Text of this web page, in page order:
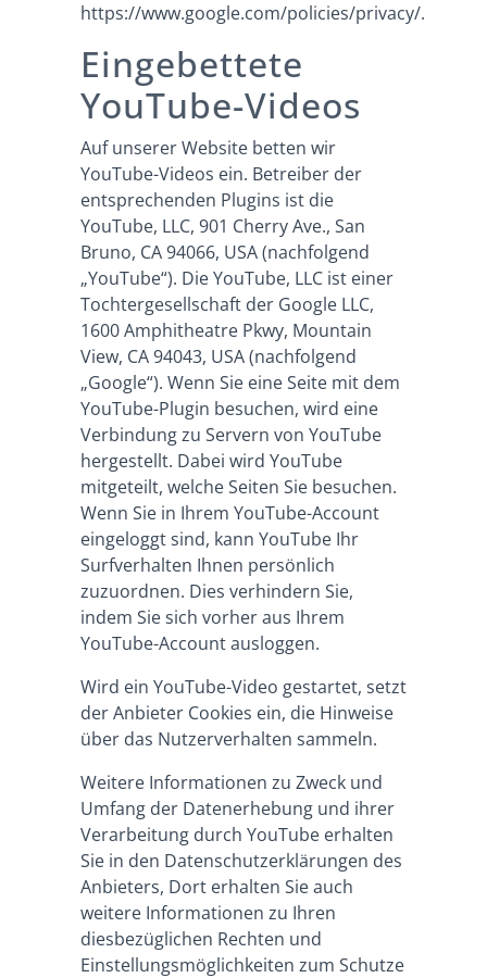
https://www.google.com/policies/privacy/.
Eingebettete
YouTube-Videos
Auf unserer Website betten wir
YouTube-Videos ein. Betreiber der
entsprechenden Plugins ist die
YouTube, LLC, 901 Cherry Ave., San
Bruno, CA 94066, USA (nachfolgend
„YouTube“). Die YouTube, LLC ist einer
Tochtergesellschaft der Google LLC,
1600 Amphitheatre Pkwy, Mountain
View, CA 94043, USA (nachfolgend
„Google“). Wenn Sie eine Seite mit dem
YouTube-Plugin besuchen, wird eine
Verbindung zu Servern von YouTube
hergestellt. Dabei wird YouTube
mitgeteilt, welche Seiten Sie besuchen.
Wenn Sie in Ihrem YouTube-Account
eingeloggt sind, kann YouTube Ihr
Surfverhalten Ihnen persönlich
zuzuordnen. Dies verhindern Sie,
indem Sie sich vorher aus Ihrem
YouTube-Account ausloggen.
Wird ein YouTube-Video gestartet, setzt
der Anbieter Cookies ein, die Hinweise
über das Nutzerverhalten sammeln.
Weitere Informationen zu Zweck und
Umfang der Datenerhebung und ihrer
Verarbeitung durch YouTube erhalten
Sie in den Datenschutzerklärungen des
Anbieters, Dort erhalten Sie auch
weitere Informationen zu Ihren
diesbezüglichen Rechten und
Einstellungsmöglichkeiten zum Schutze